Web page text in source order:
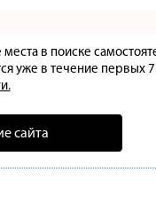
в поиске
уже в течение первых
сайта